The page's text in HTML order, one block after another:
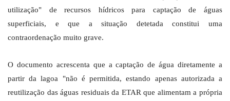
utilização" de recursos hídricos para captação de águas
superficiais, e que a situação detetada constitui uma
contraordenação muito grave.
O documento acrescenta que a captação de água diretamente a
partir da lagoa "não é permitida, estando apenas autorizada a
reutilização das águas residuais da ETAR que alimentam a própria